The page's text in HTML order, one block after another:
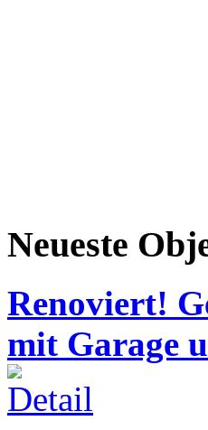
Neueste
Renoviert!
mit Garage